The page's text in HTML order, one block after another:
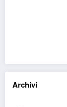
Archivi